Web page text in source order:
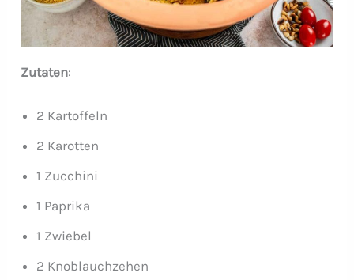
Zutaten:
2 Kartoffeln
2 Karotten
1 Zucchini
1 Paprika
1 Zwiebel
2 Knoblauchzehen